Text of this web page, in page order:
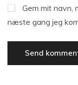
Gem mit navn,
næste gang jeg